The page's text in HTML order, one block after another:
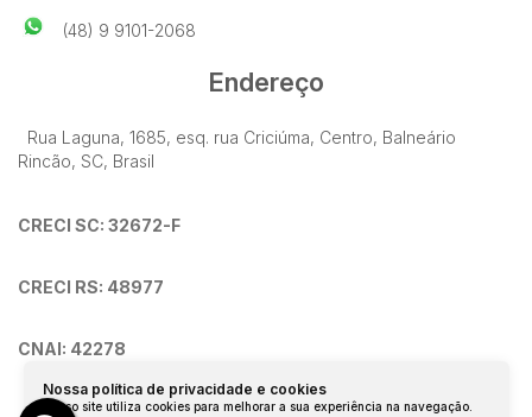
Nossa política de privacidade e cookies
Nosso site utiliza cookies para melhorar a sua experiência na navegação.
(48) 9 9101-2068
Endereço
Rua Laguna, 1685, esq. rua Criciúma, Centro, Balneário
Rincão, SC, Brasil
CRECI SC: 32672-F
CRECI RS: 48977
CNAI: 42278